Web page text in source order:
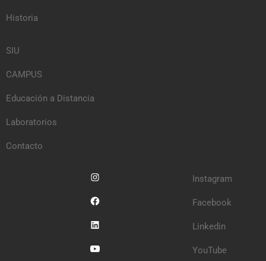
Historia
SIU
CAMPUS
Educación a Distancia
Laboratorios
Contacto
Instagram
Facebook
Linkedin
YouTube